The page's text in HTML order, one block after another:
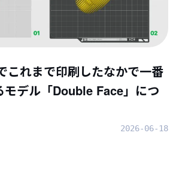
これまで印刷したなかで一番
モデル「Double Face」につ
2026-06-18